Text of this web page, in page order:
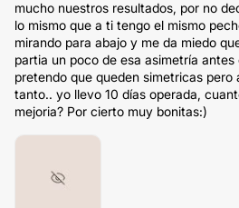
mucho nuestros resultados, por no
lo mismo que a ti tengo el mismo
mirando para abajo y me da miedo
partia un poco de esa asimetría
pretendo que queden simetricas pero
tanto.. yo llevo 10 días operada,
mejoria? Por cierto muy bonitas:)